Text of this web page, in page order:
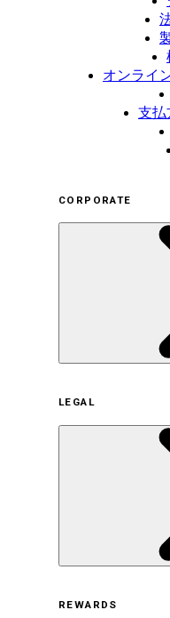
オンライ
支払
CORPORATE
サステナ
サステナビ
LEGAL
REWARDS